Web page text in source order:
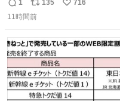
fashion-press.net/news/
返
信
1
リ
ポ
ト
数
135
い
数
716
11時間前